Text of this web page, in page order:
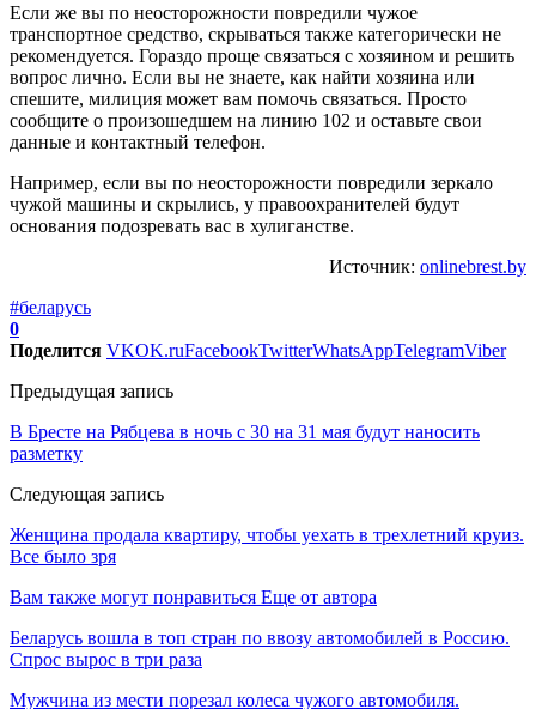
Если же вы по неосторожности повредили чужое
транспортное средство, скрываться также категорически не
рекомендуется. Гораздо проще связаться с хозяином и решить
вопрос лично. Если вы не знаете, как найти хозяина или
спешите, милиция может вам помочь связаться. Просто
сообщите о произошедшем на линию 102 и оставьте свои
данные и контактный телефон.
Например, если вы по неосторожности повредили зеркало
чужой машины и скрылись, у правоохранителей будут
основания подозревать вас в хулиганстве.
Источник: onlinebrest.by
#беларусь
0
Поделится VKOK.ruFacebookTwitterWhatsAppTelegramViber
Предыдущая запись
В Бресте на Рябцева в ночь с 30 на 31 мая будут наносить
разметку
Следующая запись
Женщина продала квартиру, чтобы уехать в трехлетний круиз.
Все было зря
Вам также могут понравиться Еще от автора
Беларусь вошла в топ стран по ввозу автомобилей в Россию.
Спрос вырос в три раза
Мужчина из мести порезал колеса чужого автомобиля.